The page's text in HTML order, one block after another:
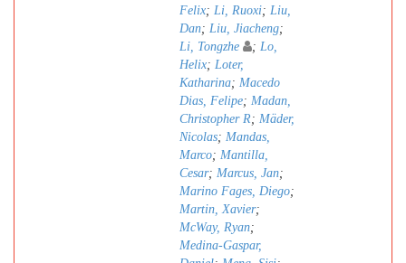
Felix; Li, Ruoxi; Liu,
Dan; Liu, Jiacheng;
Li, Tongzhe
; Lo,
Helix; Loter,
Katharina; Macedo
Dias, Felipe; Madan,
Christopher R; Mäder,
Nicolas; Mandas,
Marco; Mantilla,
Cesar; Marcus, Jan;
Marino Fages, Diego;
Martin, Xavier;
McWay, Ryan;
Medina-Gaspar,